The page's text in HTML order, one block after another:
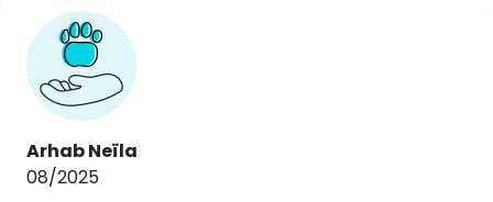
Arhab Neïla
08/2025